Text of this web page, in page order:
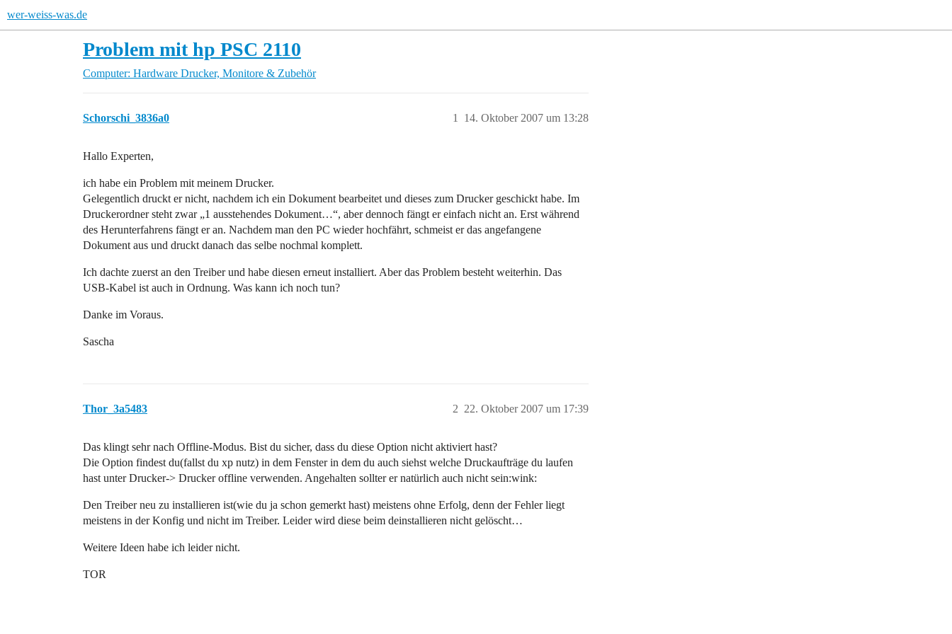
wer-weiss-was.de
Problem mit hp PSC 2110
Computer: Hardware Drucker, Monitore & Zubehör
Schorschi_3836a0 14. Oktober 2007 um 13:28
1
Hallo Experten,
ich habe ein Problem mit meinem Drucker.
Gelegentlich druckt er nicht, nachdem ich ein Dokument bearbeitet und dieses zum Drucker geschickt habe. Im
Druckerordner steht zwar „1 ausstehendes Dokument…“, aber dennoch fängt er einfach nicht an. Erst während
des Herunterfahrens fängt er an. Nachdem man den PC wieder hochfährt, schmeist er das angefangene
Dokument aus und druckt danach das selbe nochmal komplett.
Ich dachte zuerst an den Treiber und habe diesen erneut installiert. Aber das Problem besteht weiterhin. Das
USB-Kabel ist auch in Ordnung. Was kann ich noch tun?
Danke im Voraus.
Sascha
Thor_3a5483 22. Oktober 2007 um 17:39
2
Das klingt sehr nach Offline-Modus. Bist du sicher, dass du diese Option nicht aktiviert hast?
Die Option findest du(fallst du xp nutz) in dem Fenster in dem du auch siehst welche Druckaufträge du laufen
hast unter Drucker-> Drucker offline verwenden. Angehalten sollter er natürlich auch nicht sein:wink:
Den Treiber neu zu installieren ist(wie du ja schon gemerkt hast) meistens ohne Erfolg, denn der Fehler liegt
meistens in der Konfig und nicht im Treiber. Leider wird diese beim deinstallieren nicht gelöscht…
Weitere Ideen habe ich leider nicht.
TOR